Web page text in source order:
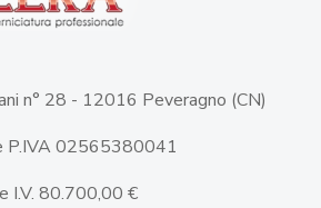
n° 28 - 12016 Peveragno (CN)
P.IVA 02565380041
I.V. 80.700,00 €